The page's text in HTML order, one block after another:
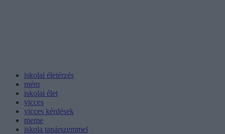
iskolai életérzés
mém
iskolai élet
vicces
vicces kérdések
meme
iskola tanárszemmel